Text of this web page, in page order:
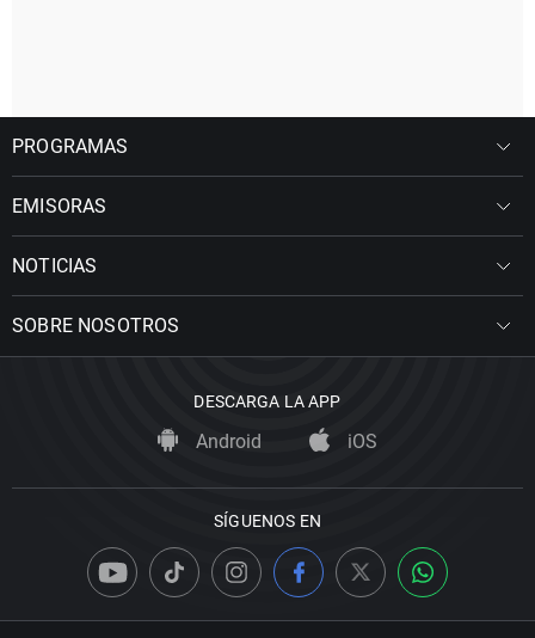
PROGRAMAS
EMISORAS
NOTICIAS
SOBRE NOSOTROS
DESCARGA LA APP
Android iOS
SÍGUENOS EN